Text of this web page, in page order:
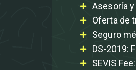
Asesoría
Oferta de
Seguro
DS-2019:
SEVIS